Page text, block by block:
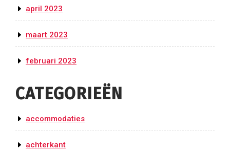
april 2023
maart 2023
februari 2023
CATEGORIEËN
accommodaties
achterkant